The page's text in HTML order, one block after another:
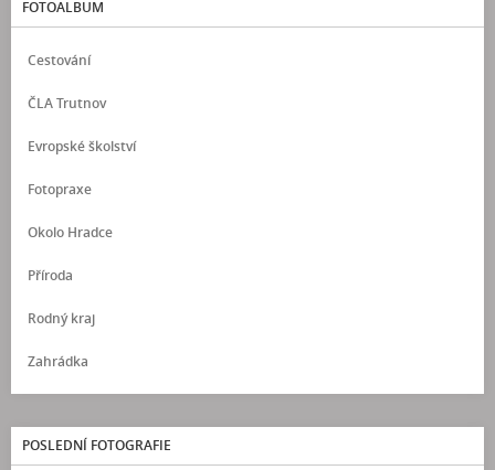
FOTOALBUM
Cestování
ČLA Trutnov
Evropské školství
Fotopraxe
Okolo Hradce
Příroda
Rodný kraj
Zahrádka
POSLEDNÍ FOTOGRAFIE